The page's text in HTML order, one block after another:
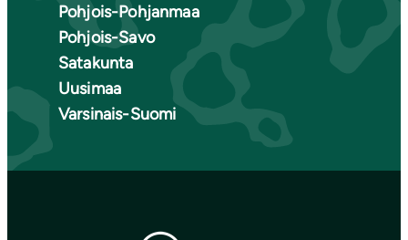
Pohjois-Pohjanmaa
Pohjois-Savo
Satakunta
Uusimaa
Varsinais-Suomi